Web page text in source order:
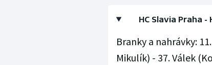
HC Slavia Praha -
Branky a nahrávky:
Mikulík) - 37. Válek